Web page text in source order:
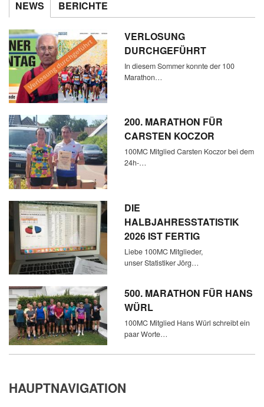
NEWS BERICHTE
VERLOSUNG
DURCHGEFÜHRT
In diesem Sommer konnte der 100
Marathon…
200. MARATHON FÜR
CARSTEN KOCZOR
100MC Mitglied Carsten Koczor bei dem
24h-…
DIE
HALBJAHRESSTATISTIK
2026 IST FERTIG
Liebe 100MC Mitglieder,
unser Statistiker Jörg…
500. MARATHON FÜR HANS
WÜRL
100MC Mitglied Hans Würl schreibt ein
paar Worte…
HAUPTNAVIGATION